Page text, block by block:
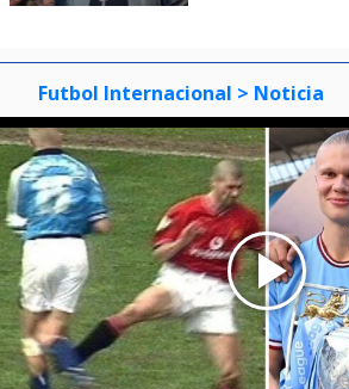
Futbol Internacional > Noticia